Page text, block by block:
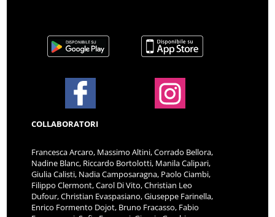
COLLABORATORI
Francesca Arcaro, Massimo Altini, Corrado Bellora,
Nadine Blanc, Riccardo Bortolotti, Manila Calipari,
Giulia Calisti, Nadia Camposaragna, Paolo Ciambi,
Filippo Clermont, Carol Di Vito, Christian Leo
Dufour, Christian Evaspasiano, Giuseppe Farinella,
Enrico Formento Dojot, Bruno Fracasso, Fabio